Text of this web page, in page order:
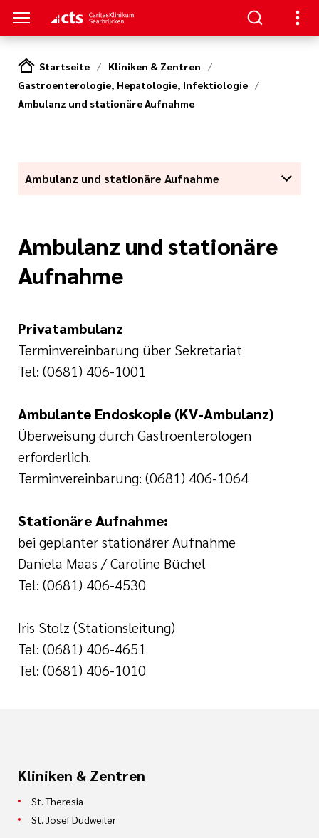
Ihrem
Aufenthalts
(CKS)
zum
und
Startseite
Kliniken & Zentren
Gastroenterologie, Hepatologie, Infektiologie
Ambulanz und stationäre Aufnahme
Ambulanz und stationäre Aufnahme
Ambulanz und stationäre
Aufnahme
Privatambulanz
Terminvereinbarung über Sekretariat
Tel: (0681) 406-1001
Ambulante Endoskopie (KV-Ambulanz)
Überweisung durch Gastroenterologen
erforderlich.
Terminvereinbarung: (0681) 406-1064
Stationäre Aufnahme:
bei geplanter stationärer Aufnahme
Daniela Maas / Caroline Büchel
Tel: (0681) 406-4530
Iris Stolz (Stationsleitung)
Tel: (0681) 406-4651
Tel: (0681) 406-1010
Kliniken & Zentren
St. Theresia
St. Josef Dudweiler